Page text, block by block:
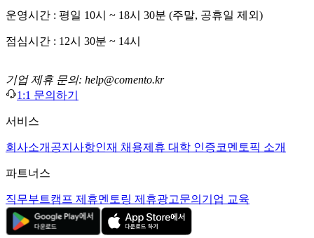
운영시간 : 평일 10시 ~ 18시 30분 (주말, 공휴일 제외)
점심시간 : 12시 30분 ~ 14시
기업 제휴 문의: help@comento.kr
1:1 문의하기
서비스
회사소개 공지사항인재 채용제휴 대학 인증코멘토픽 소개
파트너스
직무부트캠프 제휴멘토링 제휴광고문의 기업 교육